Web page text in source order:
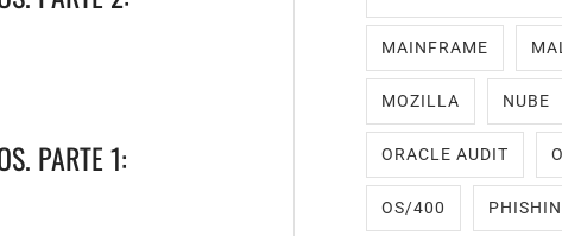
PARTE 1:
MAINFRAME
MOZILLA NUBE
ORACLE AUDIT
OS/400